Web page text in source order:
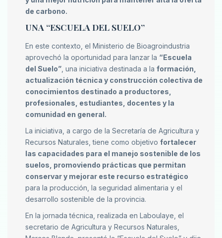
de carbono.
UNA “ESCUELA DEL SUELO”
En este contexto, el Ministerio de Bioagroindustria
aprovechó la oportunidad para lanzar la “Escuela
del Suelo” , una iniciativa destinada a la formación,
actualización técnica y construcción colectiva de
conocimientos destinado a productores,
profesionales, estudiantes, docentes y la
comunidad en general.
La iniciativa, a cargo de la Secretaría de Agricultura y
Recursos Naturales, tiene como objetivo fortalecer
las capacidades para el manejo sostenible de los
suelos, promoviendo prácticas que permitan
conservar y mejorar este recurso estratégico
para la producción, la seguridad alimentaria y el
desarrollo sostenible de la provincia.
En la jornada técnica, realizada en Laboulaye, el
secretario de Agricultura y Recursos Naturales,